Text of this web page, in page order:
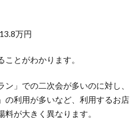
万円
とがわかります。
」での二次会が多いのに対し、
の利用が多いなど、利用するお店
が大きく異なります。